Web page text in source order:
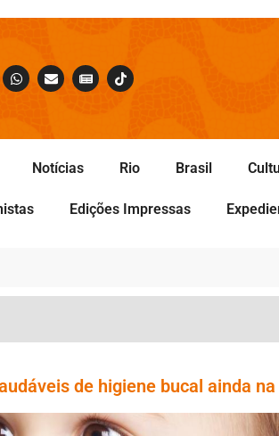
Notícias Rio Brasil
Edições Impressas
de higiene bucal ainda